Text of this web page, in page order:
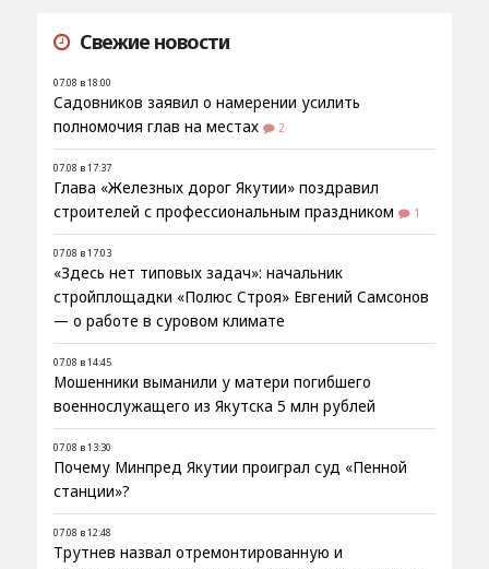
Свежие новости
07.08 в 18:00
Садовников заявил о намерении усилить
полномочия глав на местах
2
07.08 в 17:37
Глава «Железных дорог Якутии» поздравил
строителей с профессиональным праздником
1
07.08 в 17:03
«Здесь нет типовых задач»: начальник
стройплощадки «Полюс Строя» Евгений Самсонов
— о работе в суровом климате
07.08 в 14:45
Мошенники выманили у матери погибшего
военнослужащего из Якутска 5 млн рублей
07.08 в 13:30
Почему Минпред Якутии проиграл суд «Пенной
станции»?
07.08 в 12:48
Трутнев назвал отремонтированную и